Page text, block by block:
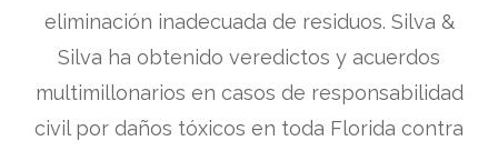
eliminación inadecuada de residuos. Silva &
Silva ha obtenido veredictos y acuerdos
multimillonarios en casos de responsabilidad
civil por daños tóxicos en toda Florida contra